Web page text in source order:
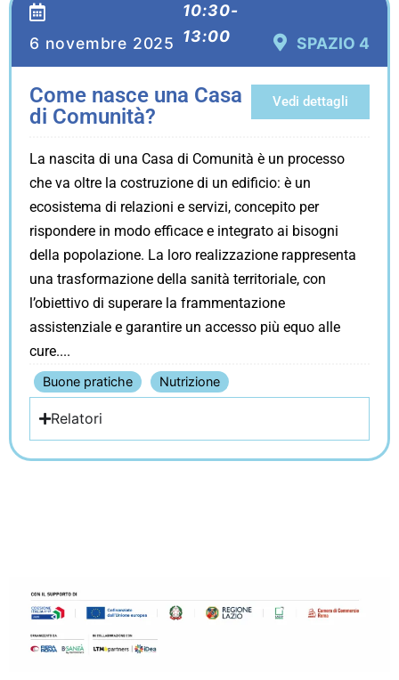
6 novembre 2025
10:30-
13:00
SPAZIO 4
Come nasce una Casa
di Comunità?
Vedi dettagli
La nascita di una Casa di Comunità è un processo
che va oltre la costruzione di un edificio: è un
ecosistema di relazioni e servizi, concepito per
rispondere in modo efficace e integrato ai bisogni
della popolazione. La loro realizzazione rappresenta
una trasformazione della sanità territoriale, con
l’obiettivo di superare la frammentazione
assistenziale e garantire un accesso più equo alle
cure.
Buone pratiche Nutrizione
Relatori